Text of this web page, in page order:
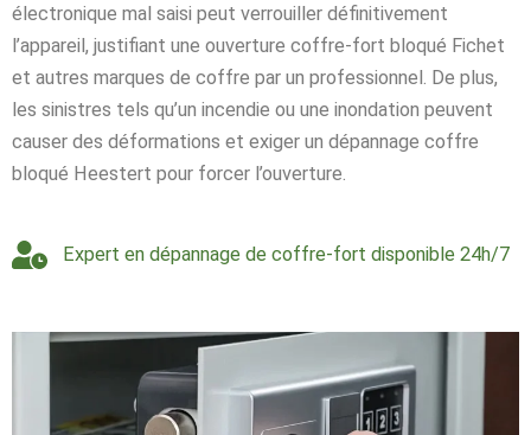
électronique mal saisi peut verrouiller définitivement
l’appareil, justifiant une ouverture coffre-fort bloqué Fichet
et autres marques de coffre par un professionnel. De plus,
les sinistres tels qu’un incendie ou une inondation peuvent
causer des déformations et exiger un dépannage coffre
bloqué Heestert pour forcer l’ouverture.
Expert en dépannage de coffre-fort disponible 24h/7